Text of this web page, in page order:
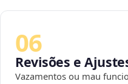
06
Revisões e
Vazamentos ou mau